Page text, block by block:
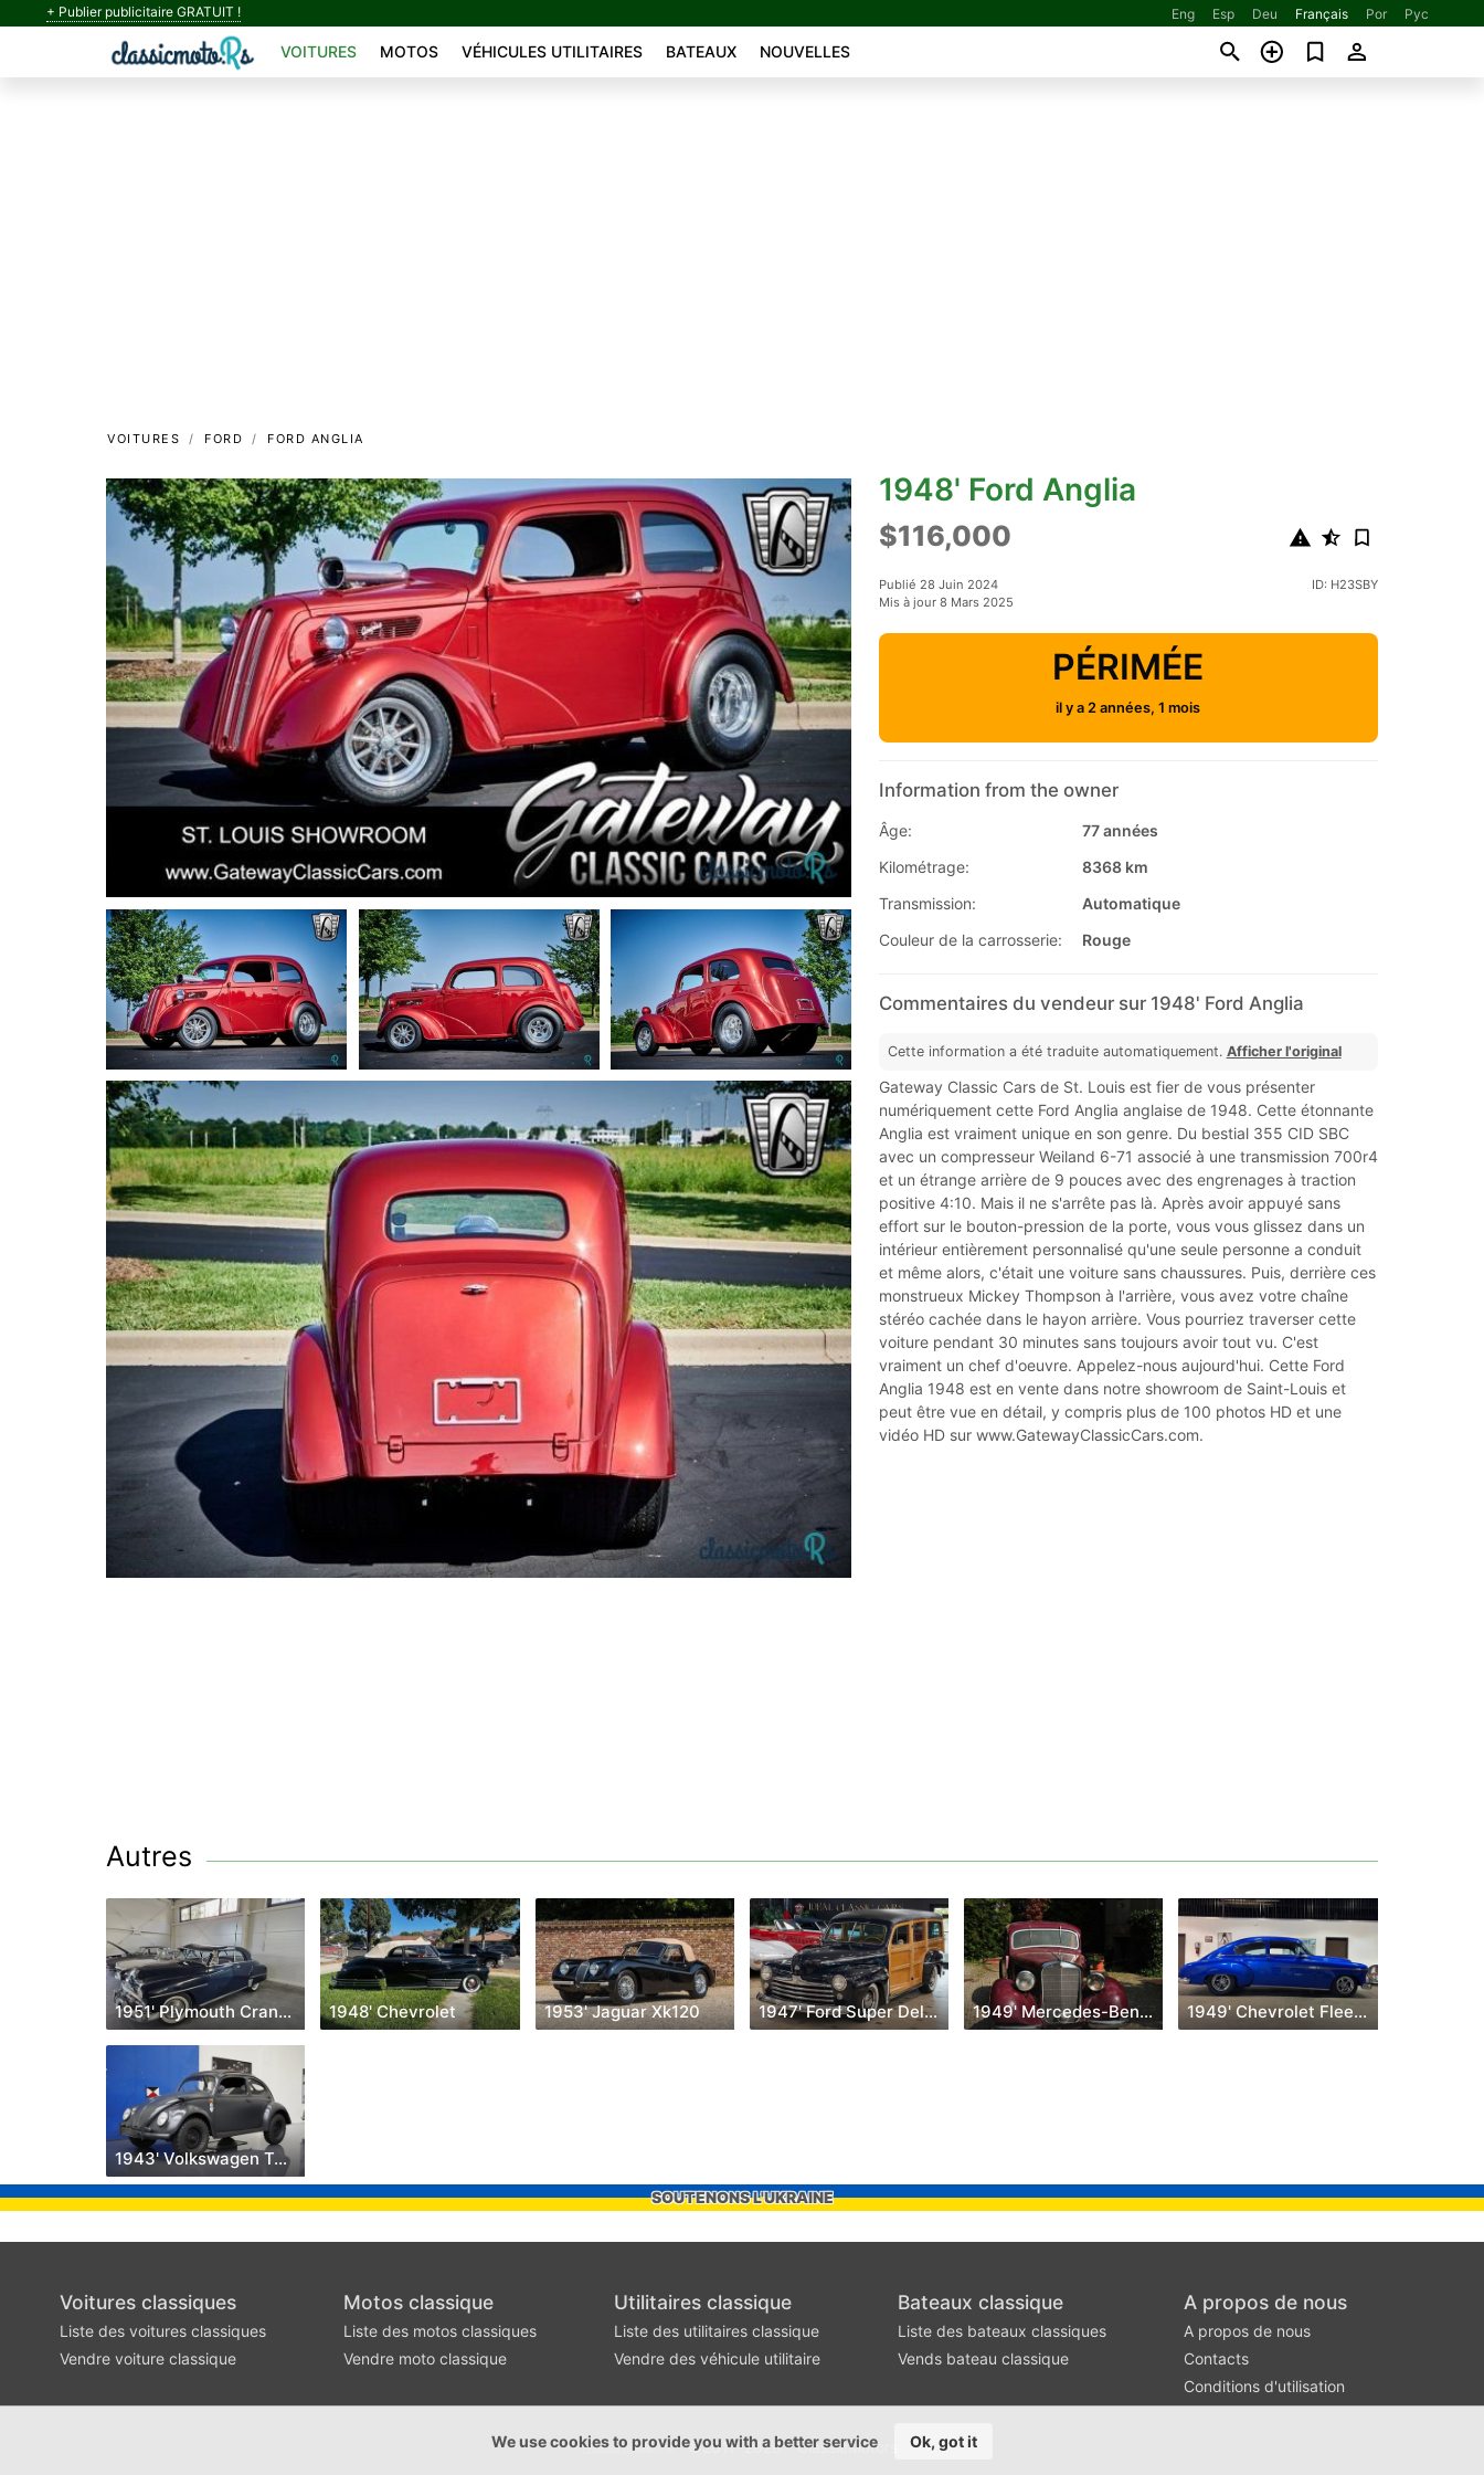
+ Publier publicitaire GRATUIT ! Eng Esp Deu Français Por Рус
VOITURES MOTOS VÉHICULES UTILITAIRES BATEAUX NOUVELLES
VOITURES FORD FORD ANGLIA
1948' Ford Anglia
$116,000
Publié 28 Juin 2024
Mis à jour 8 Mars 2025
ID: H23SBY
PÉRIMÉE
il y a 2 années, 1 mois
Information from the owner
Âge:
77 années
Kilométrage:
8368 km
Transmission:
Automatique
Couleur de la carrosserie:
Rouge
Commentaires du vendeur sur 1948' Ford Anglia
Cette information a été traduite automatiquement. Afficher l'original
Gateway Classic Cars de St. Louis est fier de vous présenter
numériquement cette Ford Anglia anglaise de 1948. Cette étonnante
Anglia est vraiment unique en son genre. Du bestial 355 CID SBC
avec un compresseur Weiland 6-71 associé à une transmission 700r4
et un étrange arrière de 9 pouces avec des engrenages à traction
positive 4:10. Mais il ne s'arrête pas là. Après avoir appuyé sans
effort sur le bouton-pression de la porte, vous vous glissez dans un
intérieur entièrement personnalisé qu'une seule personne a conduit
et même alors, c'était une voiture sans chaussures. Puis, derrière ces
monstrueux Mickey Thompson à l'arrière, vous avez votre chaîne
stéréo cachée dans le hayon arrière. Vous pourriez traverser cette
voiture pendant 30 minutes sans toujours avoir tout vu. C'est
vraiment un chef d'oeuvre. Appelez-nous aujourd'hui. Cette Ford
Anglia 1948 est en vente dans notre showroom de Saint-Louis et
peut être vue en détail, y compris plus de 100 photos HD et une
vidéo HD sur www.GatewayClassicCars.com.
Autres
1951' Plymouth Cranbrook 1948' Chevrolet 1953' Jaguar Xk120 1947' Ford Super Deluxe 1949' Mercedes-Benz 170v 1949' Chevrolet Fleetline
1943' Volkswagen Type 87
SOUTENONS L'UKRAINE
Voitures classiques
Liste des voitures classiques
Vendre voiture classique
Motos classique
Liste des motos classiques
Vendre moto classique
Utilitaires classique
Liste des utilitaires classique
Vendre des véhicule utilitaire
Bateaux classique
Liste des bateaux classiques
Vends bateau classique
A propos de nous
A propos de nous
Contacts
Conditions d'utilisation
©2017-2026 - ClassicMotors
We use cookies to provide you with a better service Ok, got it